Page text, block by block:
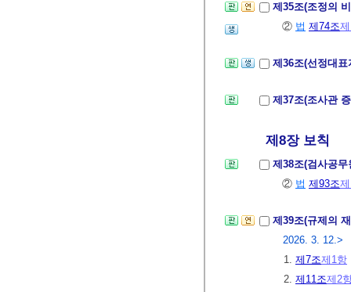
제35조(조정의
② 법 제74조
제36조(선정대
제37조(조사관
제8장 보칙
제38조(검사공
② 법 제93조
제39조(규제의
2026. 3. 12.>
1. 제7조제1항
2. 제11조제2